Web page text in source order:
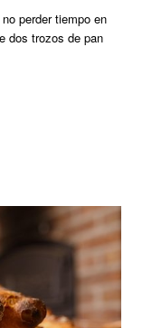
perder tiempo en
dos trozos de pan